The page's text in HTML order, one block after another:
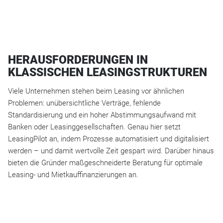
HERAUSFORDERUNGEN IN
KLASSISCHEN LEASINGSTRUKTUREN
Viele Unternehmen stehen beim Leasing vor ähnlichen
Problemen: unübersichtliche Verträge, fehlende
Standardisierung und ein hoher Abstimmungsaufwand mit
Banken oder Leasinggesellschaften. Genau hier setzt
LeasingPilot an, indem Prozesse automatisiert und digitalisiert
werden – und damit wertvolle Zeit gespart wird. Darüber hinaus
bieten die Gründer maßgeschneiderte Beratung für optimale
Leasing- und Mietkauffinanzierungen an.